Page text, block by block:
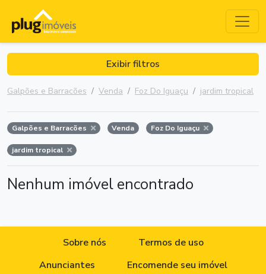
Exibir filtros
Galpões e Barracões Venda Foz Do Iguaçu jardim tropical
Galpões e Barracões Venda Foz Do Iguaçu
jardim tropical
Nenhum imóvel encontrado
Sobre nós
Termos de uso
Anunciantes
Encomende seu imóvel